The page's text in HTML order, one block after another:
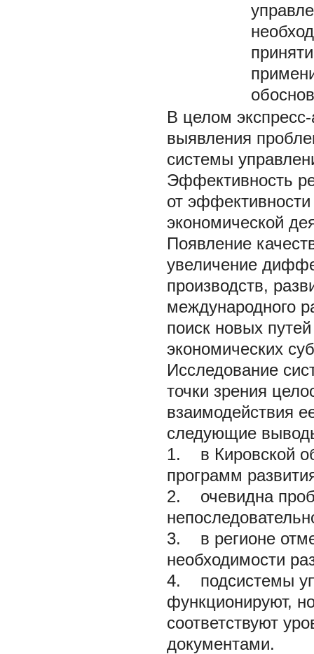
В целом
выявления
системы
Эффективность
от эффективности
экономической
Появление
увеличение
производств,
международного
поиск новых
экономических
Исследование
точки зрения
взаимодействия
следующие
1. в Кировской
программ
2. очевидна
3. в регионе
необходимости
4. подсистемы
функционируют,
соответствуют
документами.